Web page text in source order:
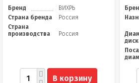
Бренд
ВИХРЬ
Страна бренда
Россия
Страна
производства
Россия
В корзину